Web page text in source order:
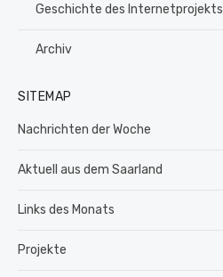
Geschichte des Internetprojekts
Archiv
SITEMAP
Nachrichten der Woche
Aktuell aus dem Saarland
Links des Monats
Projekte